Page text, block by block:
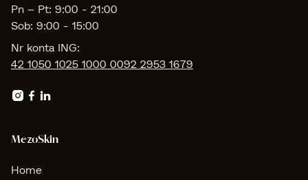
Pn – Pt: 9:00 - 21:00
Sob: 9:00 - 15:00
Nr konta ING:
42 1050 1025 1000 0092 2953 1679
  
MezoSkin
Home